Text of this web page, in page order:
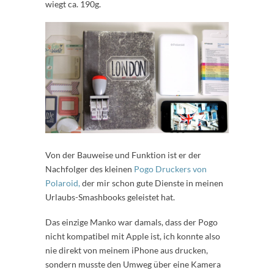
wiegt ca. 190g.
Von der Bauweise und Funktion ist er der
Nachfolger des kleinen Pogo Druckers von
Polaroid,der mir schon gute Dienste in meinen
Urlaubs-Smashbooks geleistet hat.
Das einzige Manko war damals, dass der Pogo
nicht kompatibel mit Apple ist, ich konnte also
nie direkt von meinem iPhone aus drucken,
sondern musste den Umweg über eine Kamera